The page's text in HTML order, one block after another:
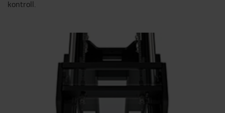
kontroll.